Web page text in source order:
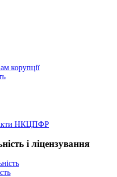
корупції
акти НКЦПФР
і ліцензування